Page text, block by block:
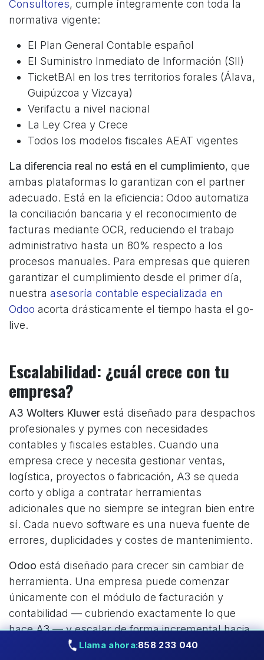
Llama ahora:858 233 040
Consultores, cumple íntegramente con toda la
normativa vigente:
El Plan General Contable español
El Suministro Inmediato de Información (SII)
TicketBAI en los tres territorios forales (Álava,
Guipúzcoa y Vizcaya)
Verifactu a nivel nacional
La Ley Crea y Crece
Todos los modelos fiscales AEAT vigentes
La diferencia real no está en el cumplimiento, que
ambas plataformas lo garantizan con el partner
adecuado. Está en la eficiencia: Odoo automatiza
la conciliación bancaria y el reconocimiento de
facturas mediante OCR, reduciendo el trabajo
administrativo hasta un 80% respecto a los
procesos manuales. Para empresas que quieren
garantizar el cumplimiento desde el primer día,
nuestra asesoría contable especializada en
Odoo acorta drásticamente el tiempo hasta el go-
live.
Escalabilidad: ¿cuál crece con tu
empresa?
A3 Wolters Kluwer está diseñado para despachos
profesionales y pymes con necesidades
contables y fiscales estables. Cuando una
empresa crece y necesita gestionar ventas,
logística, proyectos o fabricación, A3 se queda
corto y obliga a contratar herramientas
adicionales que no siempre se integran bien entre
sí. Cada nuevo software es una nueva fuente de
errores, duplicidades y costes de mantenimiento.
Odoo está diseñado para crecer sin cambiar de
herramienta. Una empresa puede comenzar
únicamente con el módulo de facturación y
contabilidad — cubriendo exactamente lo que
hace A3 — y escalar de forma incremental hacia
CRM, inventario, proyectos o fabricación a